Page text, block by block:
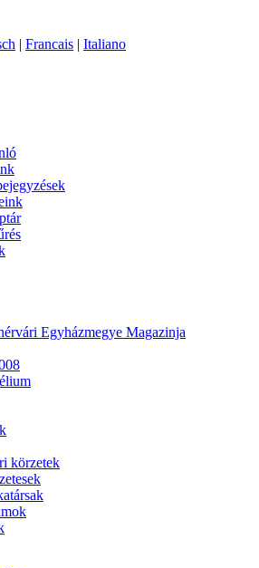
| Francais | Italiano
Egyházmegye Magazinja
körzetek